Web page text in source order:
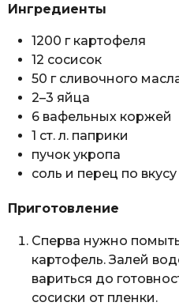
Ингредиенты
1200 г картофеля
12 сосисок
50 г сливочного
2–3 яйца
6 вафельных коржей
1 ст. л. паприки
пучок укропа
соль и перец по вкусу
Приготовление
Сперва нужно
картофель. Залей
вариться до
сосиски от пленки.